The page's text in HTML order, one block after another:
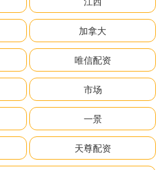
加拿大
唯信配资
市场
一景
天尊配资